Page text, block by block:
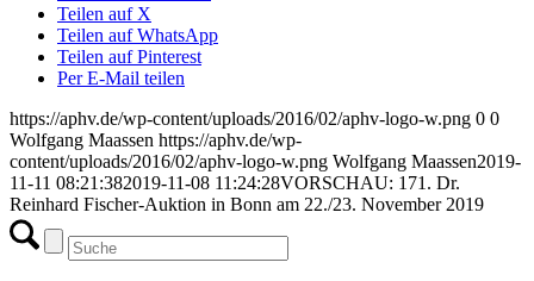
Teilen auf X
Teilen auf WhatsApp
Teilen auf Pinterest
Per E-Mail teilen
https://aphv.de/wp-content/uploads/2016/02/aphv-logo-w.png 0 0
Wolfgang Maassen https://aphv.de/wp-
content/uploads/2016/02/aphv-logo-w.png Wolfgang Maassen2019-
11-11 08:21:382019-11-08 11:24:28VORSCHAU: 171. Dr.
Reinhard Fischer-Auktion in Bonn am 22./23. November 2019